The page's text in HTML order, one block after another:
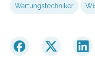
Wartungstechniker